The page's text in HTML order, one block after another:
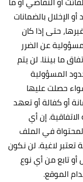
الإخلال بالضمانات
حتى إذا كان
عن الضرر
ما بيننا. لن يتم
المسؤولية
حصلت عليها
أو كفالة أو تعهد
إن أي
في الملف
تعتبر لاغية. لن نكون
تابع من أي نوع
الموقع.